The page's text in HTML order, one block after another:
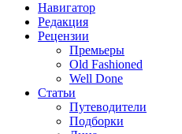
Навигатор
Редакция
Рецензии
Премьеры
Old Fashioned
Well Done
Статьи
Путеводители
Подборки